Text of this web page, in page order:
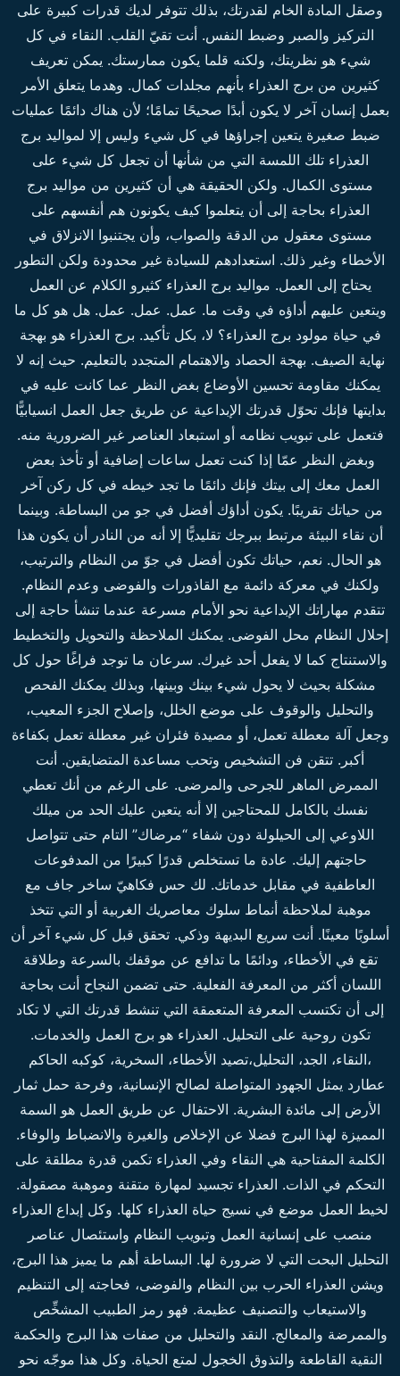
وصقل المادة الخام لقدرتك، بذلك تتوفر لديك قدرات كبيرة على
التركيز والصبر وضبط النفس. أنت تقيّ القلب. النقاء في كل
شيء هو نظريتك، ولكنه قلما يكون ممارستك. يمكن تعريف
كثيرين من برج العذراء بأنهم مجلدات كمال. وهدما يتعلق الأمر
بعمل إنسان آخر لا يكون أبدًا صحيحًا تمامًا؛ لأن هناك دائمًا عمليات
ضبط صغيرة يتعين إجراؤها في كل شيء وليس إلا لمواليد برج
العذراء تلك اللمسة التي من شأنها أن تجعل كل شيء على
مستوى الكمال. ولكن الحقيقة هي أن كثيرين من مواليد برج
العذراء بحاجة إلى أن يتعلموا كيف يكونون هم أنفسهم على
مستوى معقول من الدقة والصواب، وأن يجتنبوا الانزلاق في
الأخطاء وغير ذلك. استعدادهم للسيادة غير محدودة ولكن التطور
يحتاج إلى العمل. مواليد برج العذراء كثيرو الكلام عن العمل
ويتعين عليهم أداؤه في وقت ما. عمل. عمل. عمل. هل هو كل ما
في حياة مولود برج العذراء؟ لا، بكل تأكيد. برج العذراء هو بهجة
نهاية الصيف. بهجة الحصاد والاهتمام المتجدد بالتعليم. حيث إنه لا
يمكنك مقاومة تحسين الأوضاع بغض النظر عما كانت عليه في
بدايتها فإنك تحوّل قدرتك الإبداعية عن طريق جعل العمل انسيابيًّا
فتعمل على تبويب نظامه أو استبعاد العناصر غير الضرورية منه.
وبغض النظر عمّا إذا كنت تعمل ساعات إضافية أو تأخذ بعض
العمل معك إلى بيتك فإنك دائمًا ما تجد خيطه في كل ركن آخر
من حياتك تقريبًا. يكون أداؤك أفضل في جو من البساطة. وبينما
أن نقاء البيئة مرتبط ببرجك تقليديًّا إلا أنه من النادر أن يكون هذا
هو الحال. نعم، حياتك تكون أفضل في جوّ من النظام والترتيب،
ولكنك في معركة دائمة مع القاذورات والفوضى وعدم النظام.
تتقدم مهاراتك الإبداعية نحو الأمام مسرعة عندما تنشأ حاجة إلى
إحلال النظام محل الفوضى. يمكنك الملاحظة والتحويل والتخطيط
والاستنتاج كما لا يفعل أحد غيرك. سرعان ما توجد فراغًا حول كل
مشكلة بحيث لا يحول شيء بينك وبينها، وبذلك يمكنك الفحص
والتحليل والوقوف على موضع الخلل، وإصلاح الجزء المعيب،
وجعل آلة معطلة تعمل، أو مصيدة فئران غير معطلة تعمل بكفاءة
أكبر. تتقن فن التشخيص وتحب مساعدة المتضايقين. أنت
الممرض الماهر للجرحى والمرضى. على الرغم من أنك تعطي
نفسك بالكامل للمحتاجين إلا أنه يتعين عليك الحد من ميلك
اللاوعي إلى الحيلولة دون شفاء “مرضاك” التام حتى تتواصل
حاجتهم إليك. عادة ما تستخلص قدرًا كبيرًا من المدفوعات
العاطفية في مقابل خدماتك. لك حس فكاهيّ ساخر جاف مع
موهبة لملاحظة أنماط سلوك معاصريك الغربية أو التي تتخذ
أسلوبًا معينًا. أنت سريع البديهة وذكي. تحقق قبل كل شيء آخر أن
تقع في الأخطاء، ودائمًا ما تدافع عن موقفك بالسرعة وطلاقة
اللسان أكثر من المعرفة الفعلية. حتى تضمن النجاح أنت بحاجة
إلى أن تكتسب المعرفة المتعمقة التي تنشط قدرتك التي لا تكاد
تكون روحية على التحليل. العذراء هو برج العمل والخدمات.
،النقاء، الجد، التحليل،تصيد الأخطاء، السخرية، كوكبه الحاكم
عطارد يمثل الجهود المتواصلة لصالح الإنسانية، وفرحة حمل ثمار
الأرض إلى مائدة البشرية. الاحتفال عن طريق العمل هو السمة
المميزة لهذا البرج فضلا عن الإخلاص والغيرة والانضباط والوفاء.
الكلمة المفتاحية هي النقاء وفي العذراء تكمن قدرة مطلقة على
التحكم في الذات. العذراء تجسيد لمهارة متقنة وموهبة مصقولة.
لخيط العمل موضع في نسيج حياة العذراء كلها. وكل إبداع العذراء
منصب على إنسانية العمل وتبويب النظام واستئصال عناصر
التحليل البحت التي لا ضرورة لها. البساطة أهم ما يميز هذا البرج،
ويشن العذراء الحرب بين النظام والفوضى، فحاجته إلى التنظيم
والاستيعاب والتصنيف عظيمة. فهو رمز الطبيب المشخِّص
والممرضة والمعالج. النقد والتحليل من صفات هذا البرج والحكمة
النقية القاطعة والتذوق الخجول لمتع الحياة. وكل هذا موجّه نحو